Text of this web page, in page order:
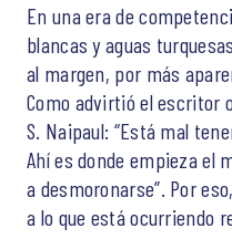
En una era de
blancas y aguas
al margen, por más
Como advirtió el escritor
S. Naipaul: “Está mal
Ahí es donde empieza el
a desmoronarse”. Por
a lo que está ocurriendo